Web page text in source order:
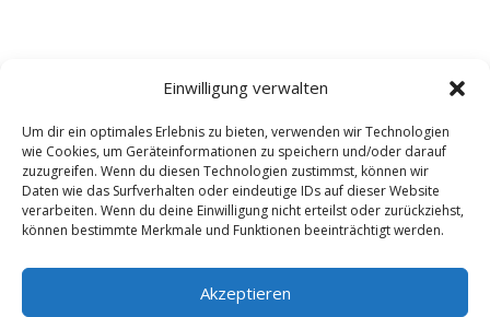
Einwilligung verwalten
Um dir ein optimales Erlebnis zu bieten, verwenden wir Technologien
wie Cookies, um Geräteinformationen zu speichern und/oder darauf
zuzugreifen. Wenn du diesen Technologien zustimmst, können wir
Daten wie das Surfverhalten oder eindeutige IDs auf dieser Website
verarbeiten. Wenn du deine Einwilligung nicht erteilst oder zurückziehst,
können bestimmte Merkmale und Funktionen beeinträchtigt werden.
Akzeptieren
Kontakt Impressum
Datenschutz
Werbung buchen
AGB
Copyright 2025-2026 | Web24 Consulting AVO UG |
Alle Rechte vorbehalten *Werbehinweis: Die ist ein
Portal mit Infos zu Dienstleistern und Fachbetrieben